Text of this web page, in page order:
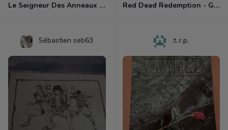
Le Seigneur Des Anneaux - La Guerre Du Nord Xbox 360 Red Dead Redemption - Game Of The Year Xbox 360
Sébastien seb63 .t..r.p.